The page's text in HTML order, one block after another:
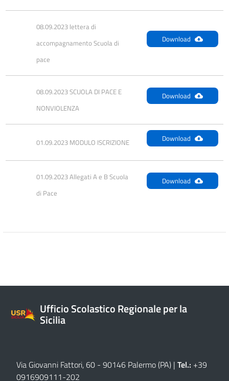
08.09.2023 lettera di
accompagnamento Scuola di
pace
Download
08.09.2023 SCUOLA DI PACE E
NONVIOLENZA
Download
01.09.2023 MODULO ISCRIZIONE Download
01.09.2023 Allegati A e B Scuola
di Pace
Download
Ufficio Scolastico Regionale per la
Sicilia
Via Giovanni Fattori, 60 - 90146 Palermo (PA) | Tel.: +39
0916909111-202